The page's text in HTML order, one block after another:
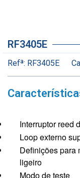
RF3405E
Refª: RF3405E
Interruptor reed
Loop externo
Definições para
ligeiro
Modo de teste